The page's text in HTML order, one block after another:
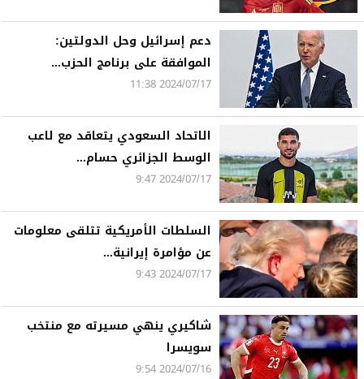
دعم إسرائيل وحل الدولتين:
الموافقة على برنامج الحزب...
2024/07/17 11:38
الاتحاد السعودي يتعاقد مع لاعب
الوسط الجزائري حسام...
2024/07/17 9:47
السلطات الأمريكية تتلقى معلومات
عن مؤامرة إيرانية...
2024/07/17 9:43
شاكيري ينهي مسيرته مع منتخب
سويسرا
2024/07/16 9:54